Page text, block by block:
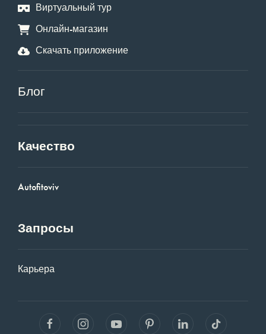
Виртуальный тур
Онлайн-магазин
Скачать приложение
Блог
Качество
Autofitoviv
Запросы
Карьера